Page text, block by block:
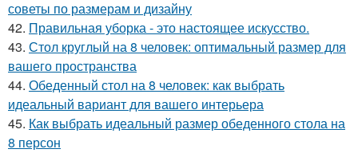
советы по размерам и дизайну
42. Правильная уборка - это настоящее искусство.
43. Стол круглый на 8 человек: оптимальный размер для
вашего пространства
44. Обеденный стол на 8 человек: как выбрать
идеальный вариант для вашего интерьера
45. Как выбрать идеальный размер обеденного стола на
8 персон